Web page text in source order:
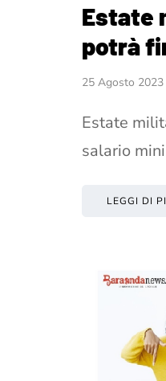
Estate
potrà
25 Agosto 2023
Estate
salario
LEGGI DI